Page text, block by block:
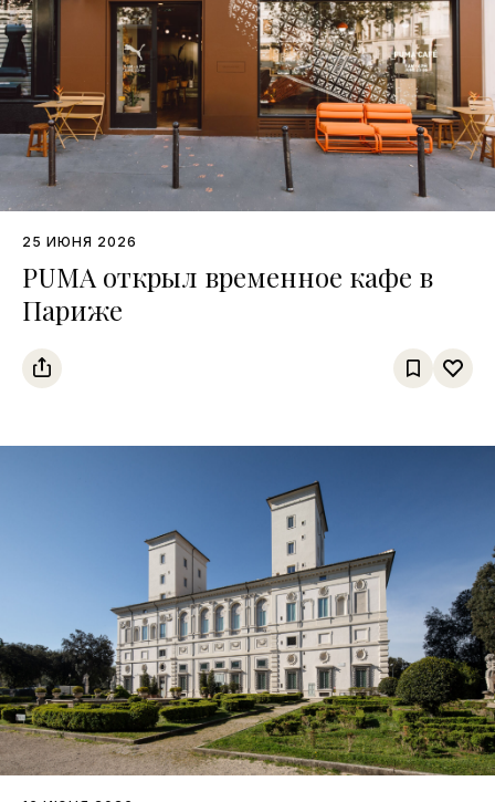
25 ИЮНЯ 2026
PUMA открыл временное кафе в
Париже